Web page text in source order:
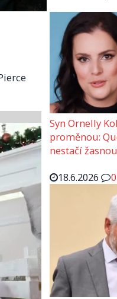
Syn Ornelly
proměnou:
nestačí
18.6.2026
0